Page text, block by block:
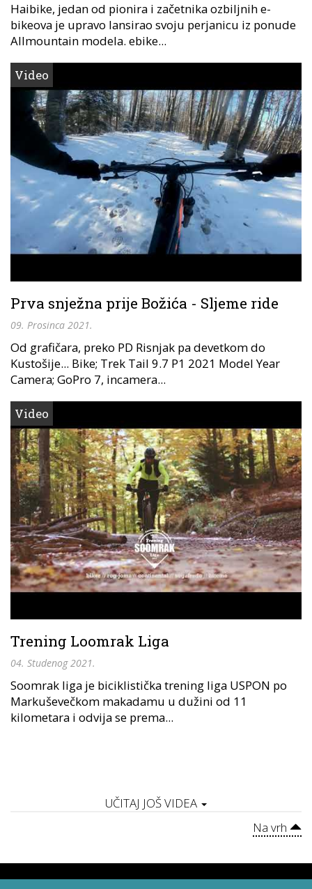
Haibike, jedan od pionira i začetnika ozbiljnih e-
bikeova je upravo lansirao svoju perjanicu iz ponude
Allmountain modela. ebike...
Video
Prva snježna prije Božića - Sljeme ride
09. Prosinca 2021.
Od grafičara, preko PD Risnjak pa devetkom do
Kustošije... Bike; Trek Tail 9.7 P1 2021 Model Year
Camera; GoPro 7, incamera...
Video
Trening Loomrak Liga
04. Studenog 2021.
Soomrak liga je biciklistička trening liga USPON po
Markuševečkom makadamu u dužini od 11
kilometara i odvija se prema...
UČITAJ JOŠ VIDEA
Na vrh